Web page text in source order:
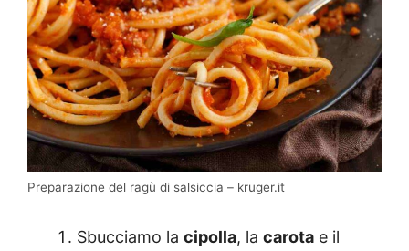
Preparazione del ragù di salsiccia – kruger.it
Sbucciamo la cipolla, la carota e il